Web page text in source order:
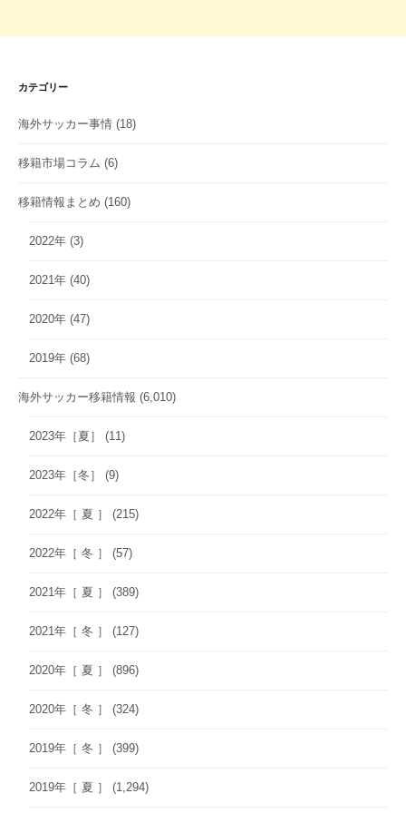
カテゴリー
海外サッカー事情 (18)
移籍市場コラム (6)
移籍情報まとめ (160)
2022年 (3)
2021年 (40)
2020年 (47)
2019年 (68)
海外サッカー移籍情報 (6,010)
2023年［夏］ (11)
2023年［冬］ (9)
2022年［ 夏 ］ (215)
2022年［ 冬 ］ (57)
2021年［ 夏 ］ (389)
2021年［ 冬 ］ (127)
2020年［ 夏 ］ (896)
2020年［ 冬 ］ (324)
2019年［ 冬 ］ (399)
2019年［ 夏 ］ (1,294)